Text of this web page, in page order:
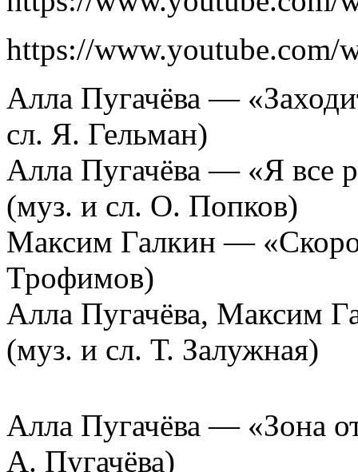
https://www.youtube.com/
Алла Пугачёва —
сл. Я. Гельман)
Алла Пугачёва — «Я все
(муз. и сл. О. Попков)
Максим Галкин —
Трофимов)
Алла Пугачёва, Максим
(муз. и сл. Т. Залужная)
Алла Пугачёва — «Зона
А. Пугачёва)